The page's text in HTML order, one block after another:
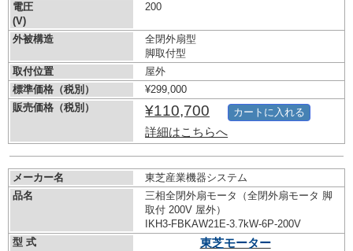
電圧
(V)
200
外被構造
全閉外扇型
脚取付型
取付位置
屋外
標準価格（税別）
¥299,000
販売価格（税別）
¥110,700
詳細はこちらへ
カートに入れる
メーカー名
東芝産業機器システム
品名
三相全閉外扇モータ（全閉外扇モータ 脚
取付 200V 屋外）
IKH3-FBKAW21E-3.7kW-6P-200V
型 式
東芝モーター